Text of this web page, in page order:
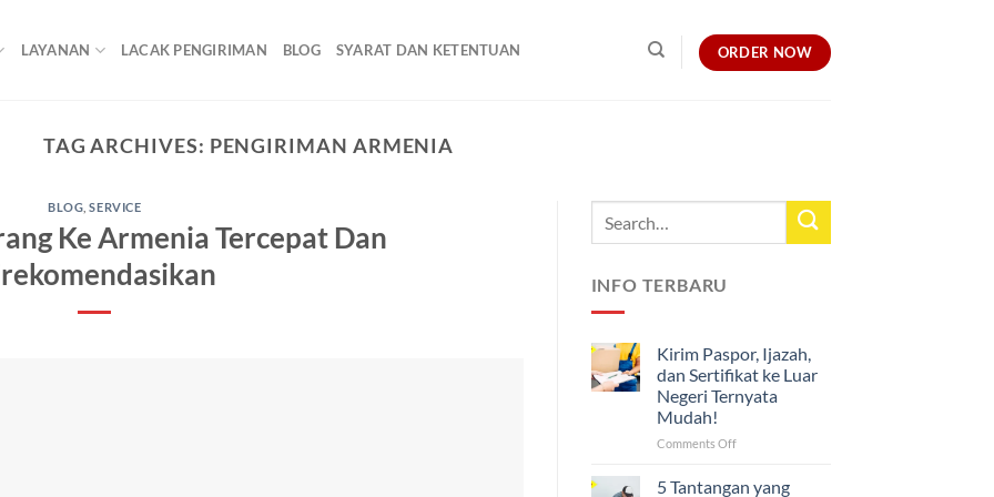
LAYANAN LACAK PENGIRIMAN BLOG SYARAT DAN KETENTUAN ORDER NOW
TAG ARCHIVES: PENGIRIMAN ARMENIA
BLOG ,SERVICE
Ke Armenia Tercepat Dan
INFO TERBARU
Kirim Paspor, Ijazah,
dan Sertifikat ke Luar
Negeri Ternyata
Mudah!
Comments Offon
5 Tantangan yang